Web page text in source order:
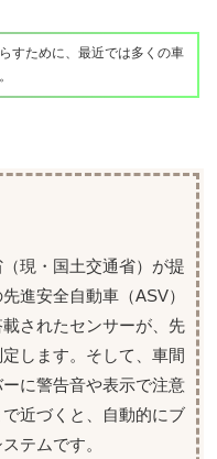
すために、最近では多くの車
現・国土交通省）が提
進安全自動車（ASV）
されたセンサーが、先
します。そして、車間
に警告音や表示で注意
近づくと、自動的にブ
テムです。